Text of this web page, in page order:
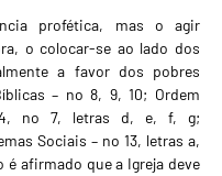
profética, mas o agir
o colocar-se ao lado dos
a favor dos pobres
– no 8, 9, 10; Ordem
4, no 7, letras d, e, f, g;
Sociais – no 13, letras a,
é afirmado que a Igreja deve